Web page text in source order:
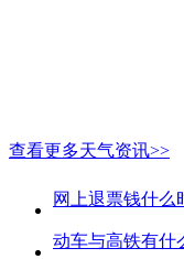
查看更多天气资讯>>
网上退票钱什么
动车与高铁有什